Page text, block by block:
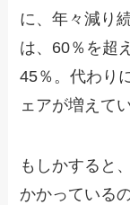
に、年々減り
は、60％を超
45％。代わり
ェアが増えて
もしかすると
かかっている